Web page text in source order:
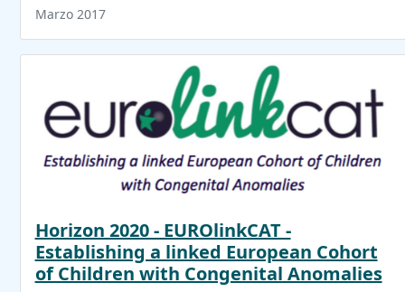
Marzo 2017
Horizon 2020 - EUROlinkCAT -
Establishing a linked European Cohort
of Children with Congenital Anomalies